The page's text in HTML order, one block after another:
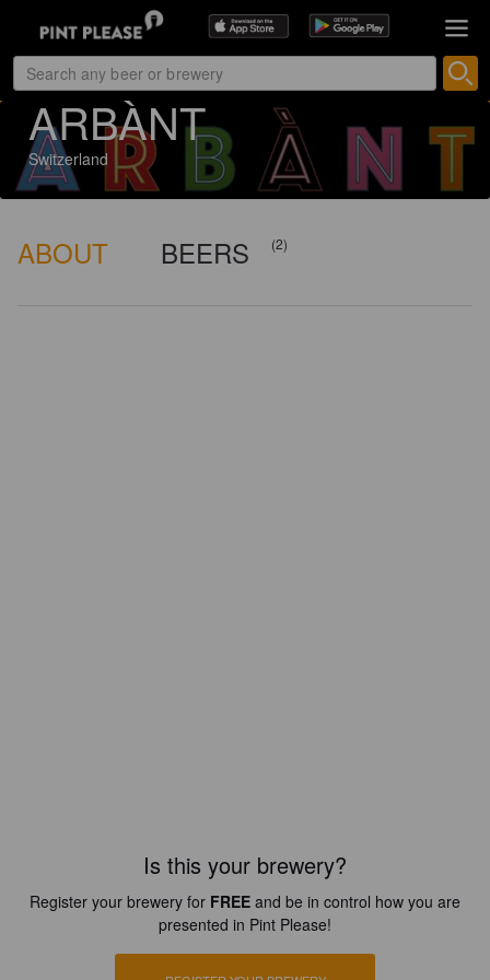
2 ratings
ARBÀNT
Switzerland
ABOUT BEERS (2)
Is this your brewery?
Register your brewery for FREE and be in control how you are
presented in Pint Please!